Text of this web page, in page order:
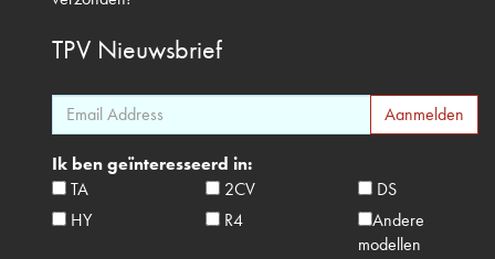
TPV Nieuwsbrief
Ik ben geïnteresseerd in:
TA
2CV
DS
HY
R4
Andere
modellen